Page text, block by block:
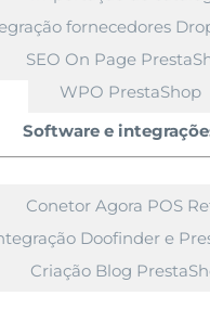
fornecedores
SEO On Page
WPO PrestaShop
Software e
Conetor Agora POS
Doofinder e
Criação Blog